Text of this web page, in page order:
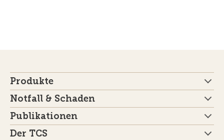
Produkte
Notfall & Schaden
Publikationen
Der TCS